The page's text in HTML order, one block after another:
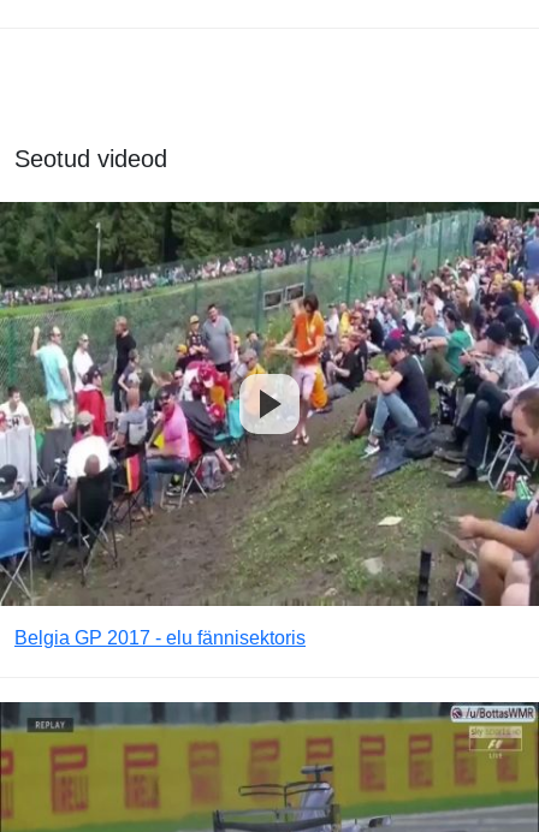
Seotud videod
Belgia GP 2017 - elu fännisektoris